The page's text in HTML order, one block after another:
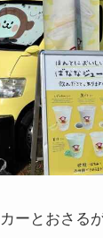
ーとおさる